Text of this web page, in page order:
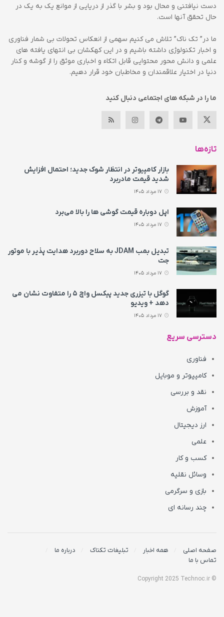
دست نیافتنی و محال بود و بشر با گذر از دریایی از موانع یک به یک در
حال تحقق آنها است.
ما در” تک ناک” تلاش می کنیم سهمی از انعکاس تحولات بی شمار فناوری
و اخبار تکنولوژی داشته باشیم و در این کهکشان بی انتهای یافته های
علمی و دانش محور محتوایی قابل اتکاء و اخباری موثق را از گوشه و کنار
دنیا در اختیار علاقمندان و مخاطبان خود قرار دهیم.
ما را در شبکه های اجتماعی دنبال کنید
تازه‌ها
بازار کامپیوتر در انتظار شوک جدید؛ احتمال افزایش
شدید قیمت مادربرد
اپل دوباره قیمت‌ گوشی ها را بالا می‌برد
تبدیل بمب JDAM به سلاح دوربرد هدایت پذیر با موتور
جت
گوگل با تیزری جدید پیکسل واچ ۵ را متفاوت نشان می‌
دهد + ویدیو
دسترسی سریع
فناوری
کامپیوتر و موبایل
نقد و بررسی
آموزش
ارز دیجیتال
علمی
کسب و کار
وسائل نقلیه
بازی و سرگرمی
چند رسانه ای
صفحه اصلی همه اخبار تبلیغات تکناک
درباره ما
تماس با ما
© Copyright 2025 Technoc.ir